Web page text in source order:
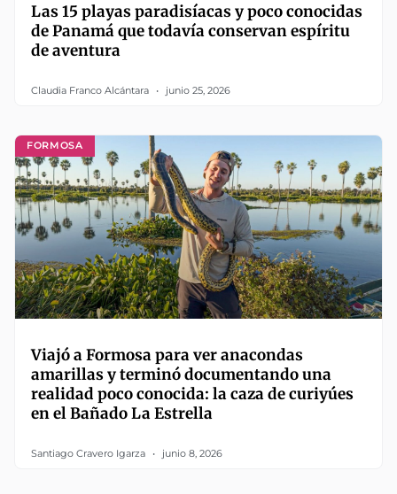
Las 15 playas paradisíacas y poco conocidas
de Panamá que todavía conservan espíritu
de aventura
Claudia Franco Alcántara junio 25, 2026
FORMOSA
Viajó a Formosa para ver anacondas
amarillas y terminó documentando una
realidad poco conocida: la caza de curiyúes
en el Bañado La Estrella
Santiago Cravero Igarza junio 8, 2026